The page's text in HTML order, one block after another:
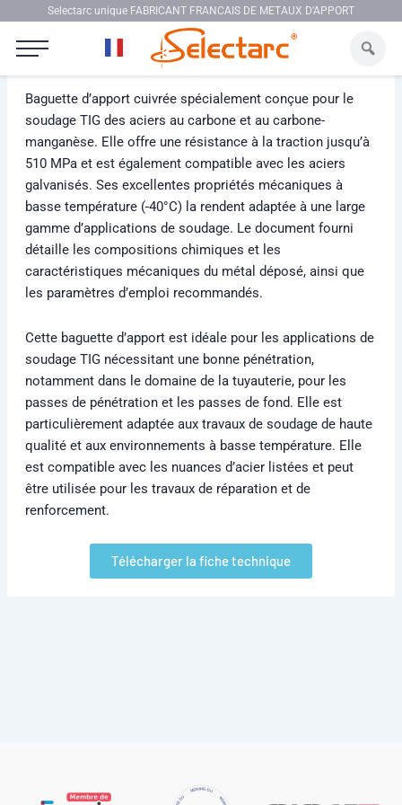
Aller au contenuSelectarc unique FABRICANT FRANCAIS DE METAUX D'APPORT
Baguette d’apport cuivrée spécialement conçue pour le
soudage TIG des aciers au carbone et au carbone-
manganèse. Elle offre une résistance à la traction jusqu’à
510 MPa et est également compatible avec les aciers
galvanisés. Ses excellentes propriétés mécaniques à
basse température (-40°C) la rendent adaptée à une large
gamme d’applications de soudage. Le document fourni
détaille les compositions chimiques et les
caractéristiques mécaniques du métal déposé, ainsi que
les paramètres d’emploi recommandés.
Cette baguette d’apport est idéale pour les applications de
soudage TIG nécessitant une bonne pénétration,
notamment dans le domaine de la tuyauterie, pour les
passes de pénétration et les passes de fond. Elle est
particulièrement adaptée aux travaux de soudage de haute
qualité et aux environnements à basse température. Elle
est compatible avec les nuances d’acier listées et peut
être utilisée pour les travaux de réparation et de
renforcement.
Télécharger la fiche technique